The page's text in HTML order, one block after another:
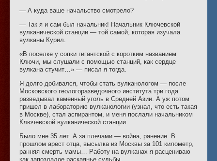
— А куда ваше начальство смотрело?
— Так я и сам был начальник! Начальник Ключевской
вулканической станции — той самой, которая изучала
вулканы Курил.
«В поселке у сопки гигантской с коротким названием
Ключи, мы слушали с помощью станций, как сердце
вулкана стучит…» — писал я тогда.
Я долго добивался, чтобы стать вулканологом — после
Московского геологоразведочного института три года
разведывал каменный уголь в Средней Азии. А уж потом
пришел в лабораторию вулканологии (узнал, что есть такая
в Москве), стал аспирантом, и меня послали начальником
Ключевской вулканической станции.
Было мне 35 лет. А за плечами — война, ранение. В
прошлом арест отца, высылка из Москвы за 101 километр,
ранняя смерть мамы… Работу на вулканах я расцениваю
как запоздалое раскаянье судьбы.